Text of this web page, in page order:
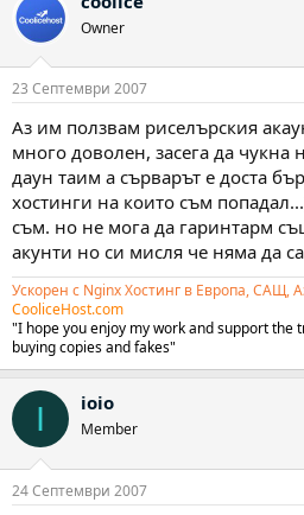
Owner
23 Септември 2007
Аз им ползвам риселърския
много доволен, засега да
даун таим а сърварът е доста
хостинги на които съм
съм. но не мога да гаринтарм
акунти но си мисля че няма да
Ускорен с Nginx Хостинг в Европа, САЩ,
CooliceHost.com
"I hope you enjoy my work and support the
buying copies and fakes"
I ioio
Member
24 Септември 2007